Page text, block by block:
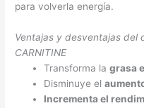
para volverla energía.
Ventajas y desventajas del
CARNITINE
Transforma lagrasa
Disminuye el
Incrementa el